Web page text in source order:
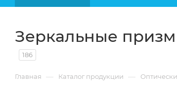
Зеркальные
186
Главная — Каталог продукции —